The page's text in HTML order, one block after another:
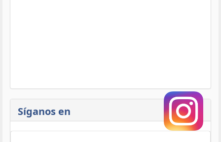
Síganos en